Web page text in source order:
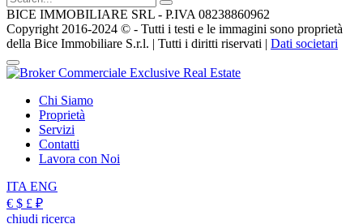
BICE IMMOBILIARE SRL - P.IVA 08238860962
Copyright 2016-2024 ©️ - Tutti i testi e le immagini sono proprietà
della Bice Immobiliare S.r.l. | Tutti i diritti riservati | Dati societari
Chi Siamo
Proprietà
Servizi
Contatti
Lavora con Noi
ITA ENG
€ $ £ ₽
chiudi ricerca